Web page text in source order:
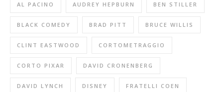
AL PACINO AUDREY HEPBURN BEN STILLER
BLACK COMEDY BRAD PITT BRUCE WILLIS
CLINT EASTWOOD CORTOMETRAGGIO
CORTO PIXAR DAVID CRONENBERG
DAVID LYNCH DISNEY FRATELLI COEN